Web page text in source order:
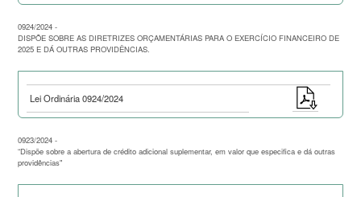
0924/2024 -
DISPÕE SOBRE AS DIRETRIZES ORÇAMENTÁRIAS PARA O EXERCÍCIO FINANCEIRO DE
2025 E DÁ OUTRAS PROVIDÊNCIAS.
Lei Ordinária 0924/2024
0923/2024 -
“Dispõe sobre a abertura de crédito adicional suplementar, em valor que especifica e dá outras
providências"